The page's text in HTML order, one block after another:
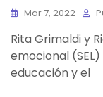
Mar 7, 2022
Rita Grimaldi y
emocional
educación y el